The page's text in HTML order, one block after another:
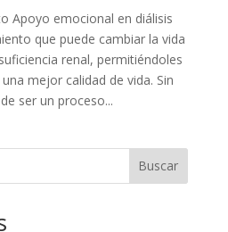
Apoyo emocional en diálisis
que puede cambiar la vida
renal, permitiéndoles
mejor calidad de vida. Sin
ser un proceso...
Buscar